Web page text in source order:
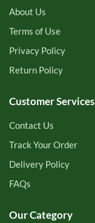
About Us
Terms of Use
Privacy Policy
Return Policy
Customer Services
Contact Us
Track Your Order
Delivery Policy
FAQs
Our Category